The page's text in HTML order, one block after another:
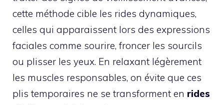
cette méthode cible les rides dynamiques,
celles qui apparaissent lors des expressions
faciales comme sourire, froncer les sourcils
ou plisser les yeux. En relaxant légèrement
les muscles responsables, on évite que ces
plis temporaires ne se transforment en rides